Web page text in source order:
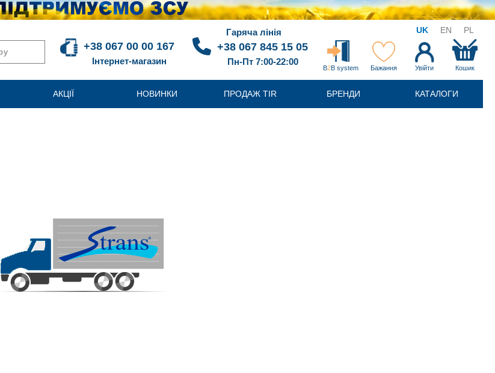
UK EN PL
+38 067 00 00 167
Інтернет-магазин
Гаряча лінія
+38 067 845 15 05
Пн-Пт 7:00-22:00
B2B system Бажання Увійти Кошик
АКЦІЇ НОВИНКИ ПРОДАЖ TIR БРЕНДИ КАТАЛОГИ